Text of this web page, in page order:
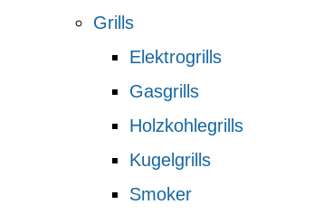
Grills
Elektrogrills
Gasgrills
Holzkohlegrills
Kugelgrills
Smoker